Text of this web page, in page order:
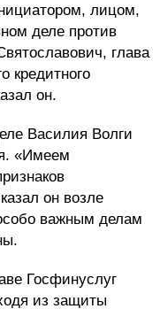
лицом,
деле против
глава
кредитного
он.
Василия Волги
«Имеем
он возле
важным делам
Госфинуслуг
из защиты